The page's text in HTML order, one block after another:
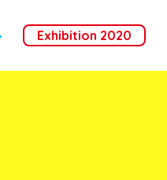
Exhibition 2020